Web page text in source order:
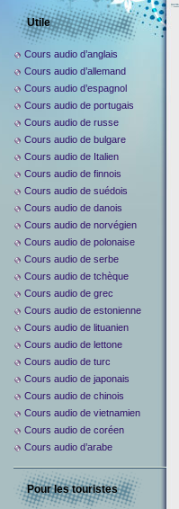
Utile
Cours audio d’anglais
Cours audio d’allemand
Cours audio d’espagnol
Cours audio de portugais
Cours audio de russe
Cours audio de bulgare
Cours audio de Italien
Cours audio de finnois
Cours audio de suédois
Cours audio de danois
Cours audio de norvégien
Cours audio de polonaise
Cours audio de serbe
Cours audio de tchèque
Cours audio de grec
Cours audio de estonienne
Cours audio de lituanien
Cours audio de lettone
Cours audio de turc
Cours audio de japonais
Cours audio de chinois
Cours audio de vietnamien
Cours audio de coréen
Cours audio d’arabe
Pour les touristes